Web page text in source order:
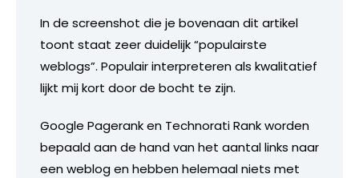
In de screenshot die je bovenaan dit artikel
toont staat zeer duidelijk “populairste
weblogs”. Populair interpreteren als kwalitatief
lijkt mij kort door de bocht te zijn.
Google Pagerank en Technorati Rank worden
bepaald aan de hand van het aantal links naar
een weblog en hebben helemaal niets met